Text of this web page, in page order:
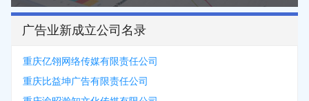
广告业新成立公司名录
重庆亿翎网络传媒有限责任公司
重庆比益坤广告有限责任公司